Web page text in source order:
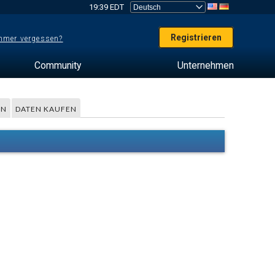
19:39 EDT
vergessen? Registrieren
Community Unternehmen
DATEN KAUFEN